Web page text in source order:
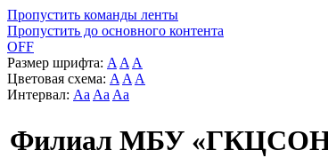
Пропустить команды ленты
Пропустить до основного контента
OFF
Размер шрифта: A A A
Цветовая схема: A A A
Интервал: Aa Aa Aa
Филиал МБУ «ГКЦСОН»